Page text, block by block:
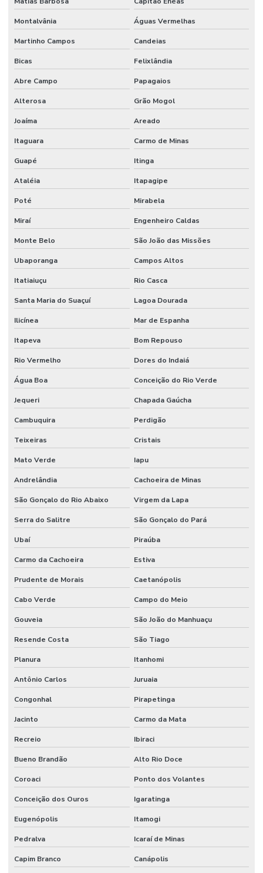
Montalvânia Águas Vermelhas
Martinho Campos Candeias
Bicas Felixlândia
Abre Campo Papagaios
Alterosa Grão Mogol
Joaíma Areado
Itaguara Carmo de Minas
Guapé Itinga
Ataléia Itapagipe
Poté Mirabela
Miraí Engenheiro Caldas
Monte Belo São João das Missões
Ubaporanga Campos Altos
Itatiaiuçu Rio Casca
Santa Maria do Suaçuí Lagoa Dourada
Ilicínea Mar de Espanha
Itapeva Bom Repouso
Rio Vermelho Dores do Indaiá
Água Boa Conceição do Rio Verde
Jequeri Chapada Gaúcha
Cambuquira Perdigão
Teixeiras Cristais
Mato Verde Iapu
Andrelândia Cachoeira de Minas
São Gonçalo do Rio Abaixo Virgem da Lapa
Serra do Salitre São Gonçalo do Pará
Ubaí Piraúba
Carmo da Cachoeira Estiva
Prudente de Morais Caetanópolis
Cabo Verde Campo do Meio
Gouveia São João do Manhuaçu
Resende Costa São Tiago
Planura Itanhomi
Antônio Carlos Juruaia
Congonhal Pirapetinga
Jacinto Carmo da Mata
Recreio Ibiraci
Bueno Brandão Alto Rio Doce
Coroaci Ponto dos Volantes
Conceição dos Ouros Igaratinga
Eugenópolis Itamogi
Pedralva Icaraí de Minas
Capim Branco Canápolis